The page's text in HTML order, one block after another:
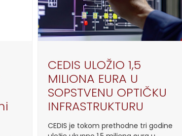
CEDIS ULOŽIO 1,5
MILIONA EURA U
SOPSTVENU OPTIČKU
INFRASTRUKTURU
CEDIS je tokom prethodne tri godine